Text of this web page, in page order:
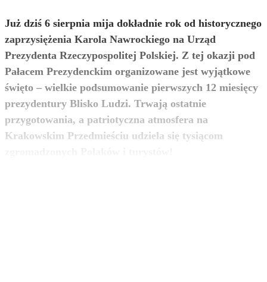
Już dziś 6 sierpnia mija dokładnie rok od historycznego
zaprzysiężenia Karola Nawrockiego na Urząd
Prezydenta Rzeczypospolitej Polskiej. Z tej okazji pod
Pałacem Prezydenckim organizowane jest wyjątkowe
święto – wielkie podsumowanie pierwszych 12 miesięcy
prezydentury Blisko Ludzi. Trwają ostatnie
przygotowania, a patriotyczna atmosfera na
Krakowskim Przedmieściu udziela się tysiącom
zobacz więcej